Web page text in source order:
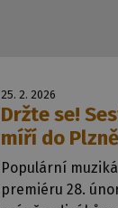
25. 2. 2026
Držte se!
míří do Plzně
Populární
premiéru 28.